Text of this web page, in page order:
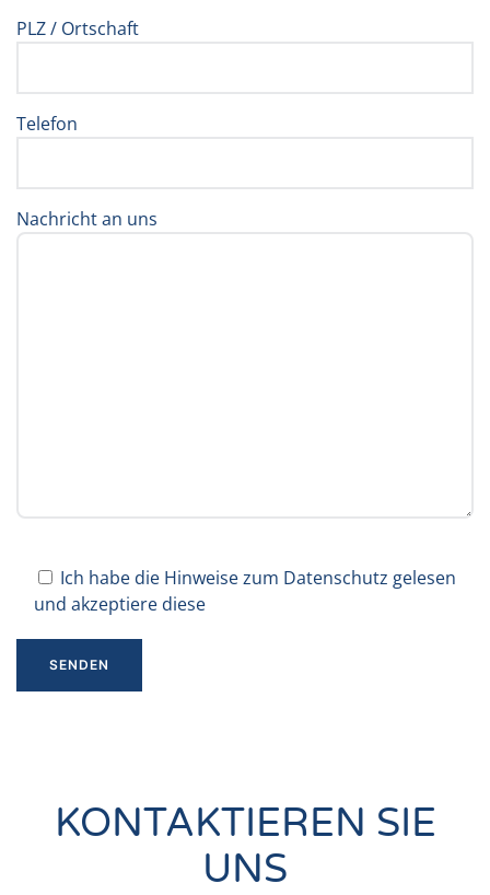
PLZ / Ortschaft
Telefon
Nachricht an uns
Ich habe die Hinweise zum Datenschutz gelesen
und akzeptiere diese
KONTAKTIEREN SIE
UNS